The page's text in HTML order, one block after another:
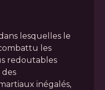
lesquelles le
les
redoutables
inégalés,